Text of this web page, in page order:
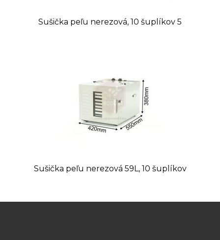
Sušička peľu nerezová, 10 šuplíkov 5
Sušička peľu nerezová 59L, 10 šuplíkov